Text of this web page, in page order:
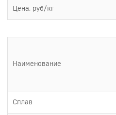
Цена, руб/кг
Наименование
Сплав